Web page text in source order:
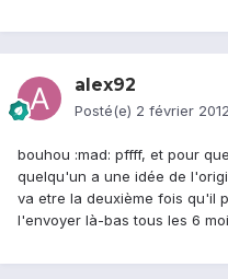
alex92
Posté(e) 2 février 2012
bouhou :mad: pffff, et pour
quelqu'un a une idée de
va etre la deuxième fois qu'il
l'envoyer là-bas tous les 6